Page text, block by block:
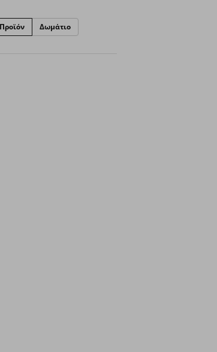
Προϊόν Δωμάτιο